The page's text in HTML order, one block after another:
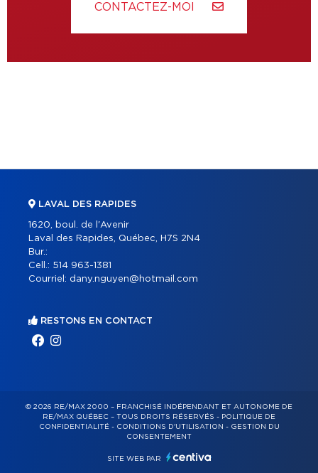
CONTACTEZ-MOI
LAVAL DES RAPIDES
1620, boul. de l'Avenir
Laval des Rapides, Québec, H7S 2N4
Bur.:
Cell.: 514 963-1381
Courriel: dany.nguyen@hotmail.com
RESTONS EN CONTACT
© 2026 RE/MAX 2000 – FRANCHISÉ INDÉPENDANT ET AUTONOME DE
RE/MAX QUÉBEC – TOUS DROITS RÉSERVÉS - POLITIQUE DE
CONFIDENTIALITÉ- CONDITIONS D'UTILISATION - GESTION DU
CONSENTEMENT
SITE WEB PAR